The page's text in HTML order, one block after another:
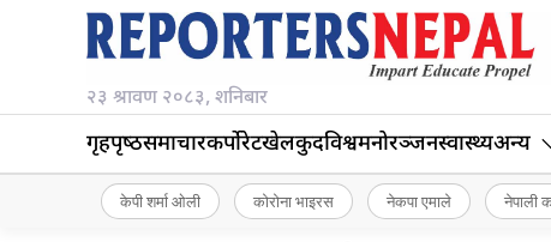
२३ श्रावण २०८३, शनिबार
गृहपृष्‍ठसमाचारकर्पोरेटखेलकुदविश्वमनोरञ्जनस्वास्थ्यअन्य
केपी शर्मा ओली कोरोना भाइरस नेकपा एमाले नेपाली